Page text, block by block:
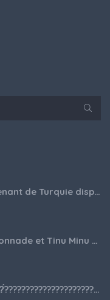
Armoires 3 battants venant de Turquie disponibles
Patch Voile Brodé Cotonnade et Tinu Minu de l’Inde ???????? ????
???????????????????? ????́???????????????????????????????????????? à vendre